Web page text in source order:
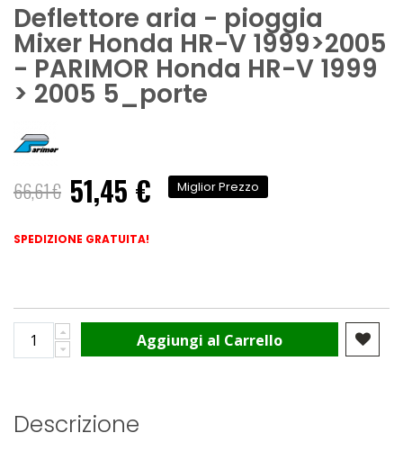
Deflettore aria - pioggia
Mixer Honda HR-V 1999>2005
- PARIMOR Honda HR-V 1999
> 2005 5_porte
66,61 € Prezzo
speciale
51,45 € Miglior Prezzo
SPEDIZIONE GRATUITA!
Aggiungi al Carrello
Descrizione